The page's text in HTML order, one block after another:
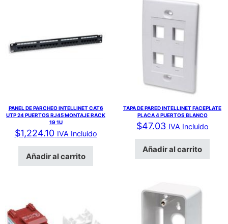
PANEL DE PARCHEO INTELLINET CAT6
UTP 24 PUERTOS RJ45 MONTAJE RACK
19 1U
$1,224.10 IVA Incluido
Añadir al carrito
TAPA DE PARED INTELLINET FACEPLATE
PLACA 4 PUERTOS BLANCO
$47.03 IVA Incluido
Añadir al carrito